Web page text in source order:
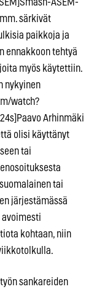
ASEM-
särkivät
paikkoja ja
ennakkoon tehtyä
myös käytettiin.
nykyinen
watch?
Arhinmäki
olisi käyttänyt
tai
tai
järjestämässä
kohtaan, niin
sankareiden